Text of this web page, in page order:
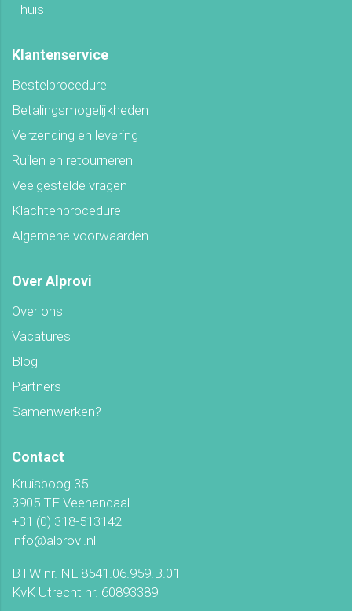
Thuis
Klantenservice
Bestelprocedure
Betalingsmogelijkheden
Verzending en levering
Ruilen en retourneren
Veelgestelde vragen
Klachtenprocedure
Algemene voorwaarden
Over Alprovi
Over ons
Vacatures
Blog
Partners
Samenwerken?
Contact
Kruisboog 35
3905 TE Veenendaal
+31 (0) 318-513142
info@alprovi.nl
BTW nr. NL 8541.06.959.B.01
KvK Utrecht nr. 60893389